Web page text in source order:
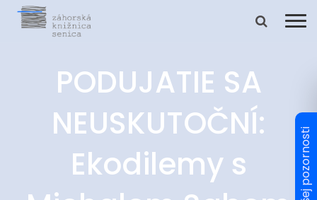
PODUJATIE SA
NEUSKUTOČNÍ:
Ekodilemy s